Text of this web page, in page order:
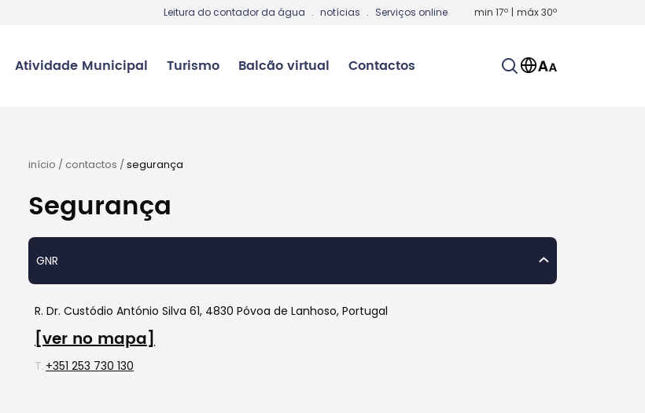
Leitura do contador da água . notícias . Serviços online min 17º | máx30º
Atividade Municipal Turismo Balcão virtual Contactos
início / contactos /segurança
Segurança
GNR
R. Dr. Custódio António Silva 61, 4830 Póvoa de Lanhoso, Portugal
[ver no mapa]
T. +351 253 730 130